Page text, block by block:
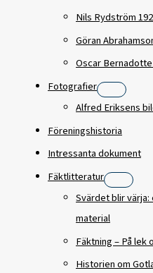
Nils Rydström
Göran
Oscar
Fotografier
Alfred Eriksens
Föreningshistoria
Intressanta dokument
Fäktlitteratur
Svärdet blir
material
Fäktning – På lek
Historien om